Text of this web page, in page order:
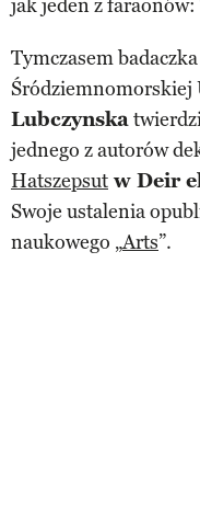
jak jeden z faraonów:
Tymczasem
Śródziemnomorskiej
Lubczynska
jednego z autorów
Hatszepsut w Deir
Swoje ustalenia
naukowego „Arts”.